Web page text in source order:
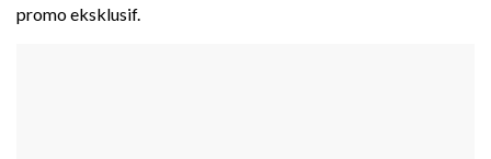
promo eksklusif.